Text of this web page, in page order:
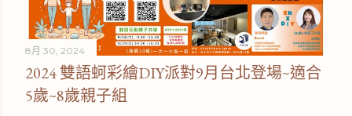
8月 30, 2024
2024 雙語蚵彩繪DIY派對9月台北登場~適合
5歲~8歲親子組